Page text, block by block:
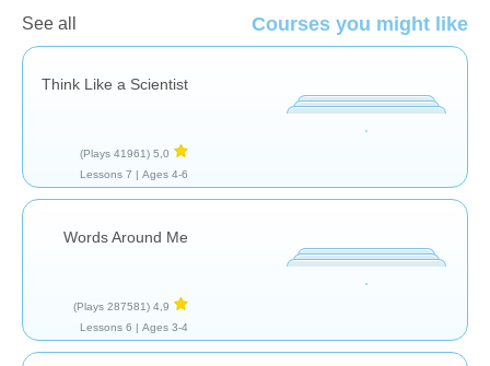
Courses you might like
See all
Think Like a Scientist
5,0
(41961 Plays)
Ages 4-6 |
7 Lessons
Words Around Me
4,9
(287581 Plays)
Ages 3-4 |
6 Lessons